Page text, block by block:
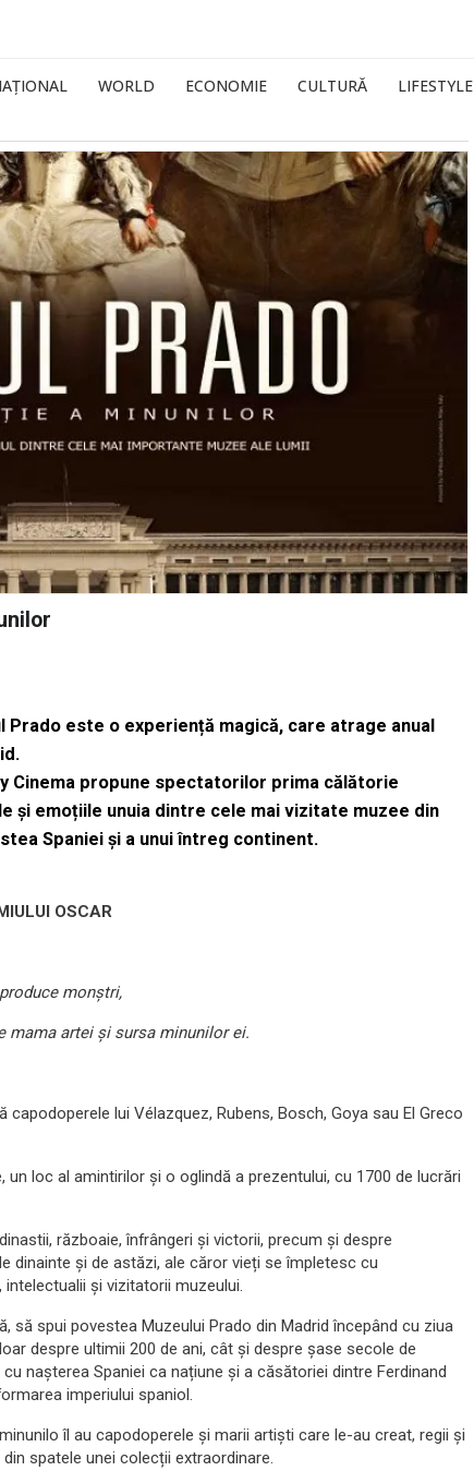
WORLD ECONOMIE CULTURĂ LIFESTYLE
Prado este o experiență magică, care atrage anual
Cinema propune spectatorilor prima călătorie
și emoțiile unuia dintre cele mai vizitate muzee din
Spaniei și a unui întreg continent.
OSCAR
monștri,
mama artei și sursa minunilor ei.
capodoperele lui Vélazquez, Rubens, Bosch, Goya sau El Greco
loc al amintirilor și o oglindă a prezentului, cu 1700 de lucrări
războaie, înfrângeri și victorii, precum și despre
dinainte și de astăzi, ale căror vieți se împletesc cu
și vizitatorii muzeului.
să spui povestea Muzeului Prado din Madrid începând cu ziua
despre ultimii 200 de ani, cât și despre șase secole de
nașterea Spaniei ca națiune și a căsătoriei dintre Ferdinand
imperiului spaniol.
îl au capodoperele și marii artiști care le-au creat, regii și
spatele unei colecții extraordinare.